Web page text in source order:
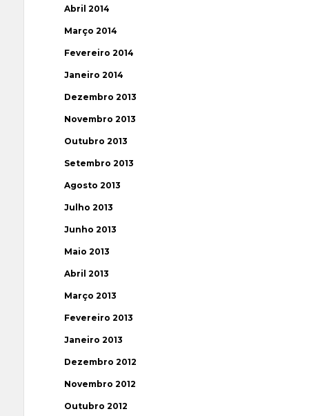
Abril 2014
Março 2014
Fevereiro 2014
Janeiro 2014
Dezembro 2013
Novembro 2013
Outubro 2013
Setembro 2013
Agosto 2013
Julho 2013
Junho 2013
Maio 2013
Abril 2013
Março 2013
Fevereiro 2013
Janeiro 2013
Dezembro 2012
Novembro 2012
Outubro 2012